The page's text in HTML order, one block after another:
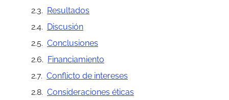
Resultados
Discusión
Conclusiones
Financiamiento
Conflicto de intereses
Consideraciones éticas